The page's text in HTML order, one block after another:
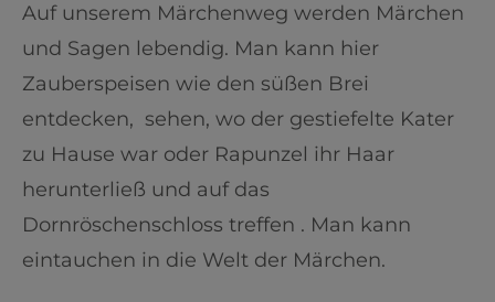
Auf unserem Märchenweg werden Märchen
und Sagen lebendig. Man kann hier
Zauberspeisen wie den süßen Brei
entdecken, sehen, wo der gestiefelte Kater
zu Hause war oder Rapunzel ihr Haar
herunterließ und auf das
Dornröschenschloss treffen . Man kann
eintauchen in die Welt der Märchen.